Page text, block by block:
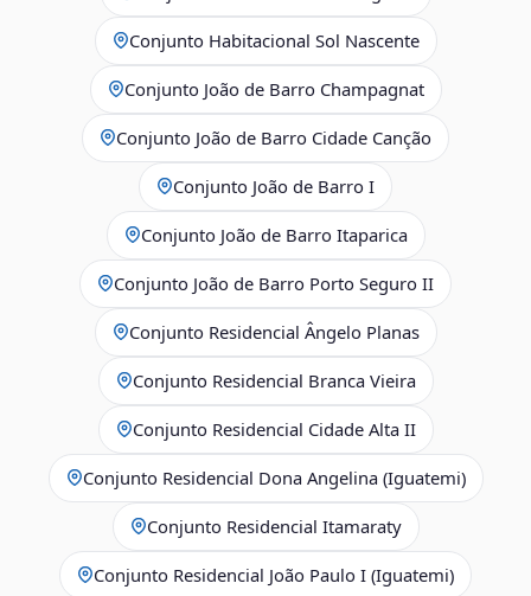
Conjunto Habitacional Sol Nascente
Conjunto João de Barro Champagnat
Conjunto João de Barro Cidade Canção
Conjunto João de Barro I
Conjunto João de Barro Itaparica
Conjunto João de Barro Porto Seguro II
Conjunto Residencial Ângelo Planas
Conjunto Residencial Branca Vieira
Conjunto Residencial Cidade Alta II
Conjunto Residencial Dona Angelina (Iguatemi)
Conjunto Residencial Itamaraty
Conjunto Residencial João Paulo I (Iguatemi)